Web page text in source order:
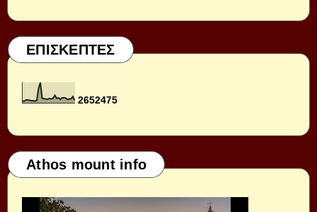
ΕΠΙΣΚΕΠΤΕΣ
2652475
Athos mount info